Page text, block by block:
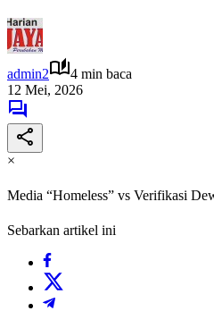
admin2
4 min baca
12 Mei, 2026
×
Media “Homeless” vs Verifikasi
Sebarkan artikel ini